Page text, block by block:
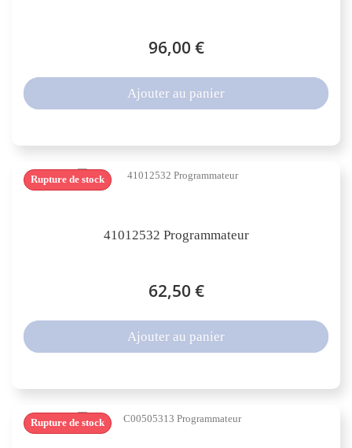
96,00 €
Ajouter au panier
41012532 Programmateur
62,50 €
Rupture de stock
Ajouter au panier
Rupture de stock